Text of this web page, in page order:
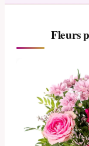
Fleurs